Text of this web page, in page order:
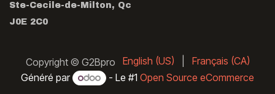
Ste-Cecile-de-Milton, Qc
J0E 2C0
Copyright © G2Bpro English (US)
Français (CA)
Généré par
- Le #1 Open Source eCommerce